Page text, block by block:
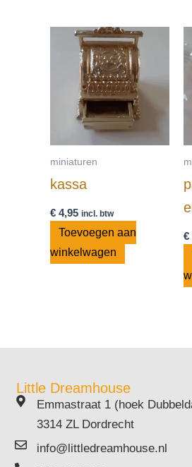
miniaturen
kassa
€ 4,95 incl. btw
Toevoegen aan
winkelwagen
€
Little Dreamhouse
Emmastraat 1 (hoek
3314 ZL Dordrecht
info@littledreamhouse.nl